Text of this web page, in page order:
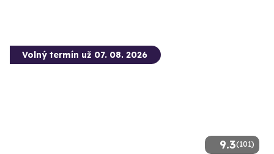
9.3(101)
Volný termín už 07. 08. 2026